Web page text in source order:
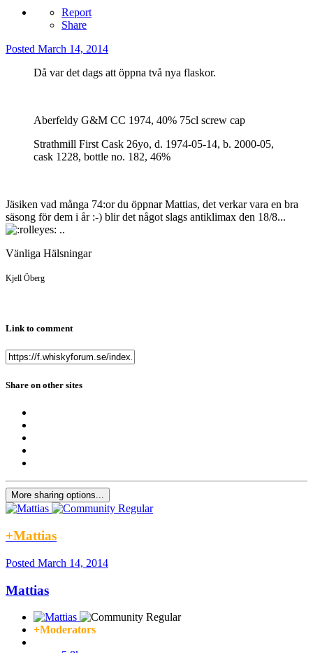
Report
Share
Posted March 14, 2014
Då var det dags att öppna två nya flaskor.
Aberfeldy G&M CC 1974, 40% 75cl screw cap
Strathmill First Cask 26yo, d. 1974-05-14, b. 2000-05,
cask 1228, bottle no. 182, 46%
Jäsiken vad många 74:or du öppnar Mattias, det verkar vara en bra
säsong för dem i år :-) blir det något slags antiklimax den 18/8...
..
Vänliga Hälsningar
Kjell Öberg
Link to comment
Share on other sites
More sharing options...
+Mattias
Posted March 14, 2014
Mattias
+Moderators